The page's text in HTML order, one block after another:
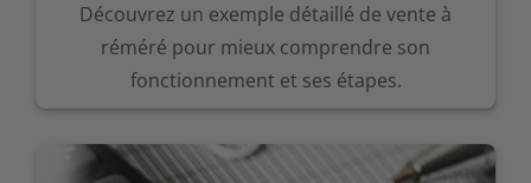
Découvrez un exemple détaillé de vente à
réméré pour mieux comprendre son
fonctionnement et ses étapes.